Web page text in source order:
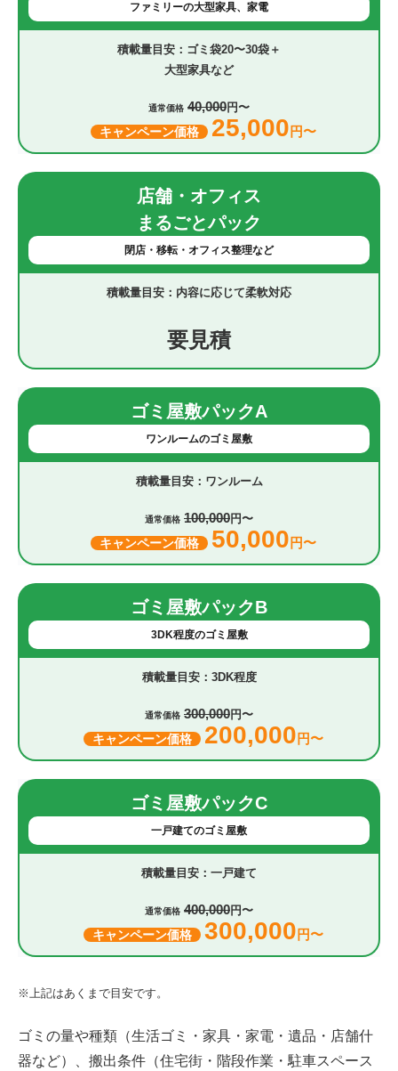
ファミリーの大型家具、家電
ゴミ袋20〜30袋＋
大型家具など
通常価格 40,000円〜
キャンペーン価格 25,000 円〜
店舗・オフィス
まるごとパック
閉店・移転・オフィス整理など
内容に応じて柔軟対応
要見積
ゴミ屋敷パックA
ワンルームのゴミ屋敷
ワンルーム
通常価格 100,000円〜
キャンペーン価格 50,000 円〜
ゴミ屋敷パックB
3DK程度のゴミ屋敷
3DK程度
通常価格 300,000円〜
キャンペーン価格 200,000 円〜
ゴミ屋敷パックC
一戸建てのゴミ屋敷
一戸建て
通常価格 400,000円〜
キャンペーン価格 300,000 円〜
※上記はあくまで目安です。
ゴミの量や種類（生活ゴミ・家具・家電・遺品・店舗什
器など）、搬出条件（住宅街・階段作業・駐車スペース